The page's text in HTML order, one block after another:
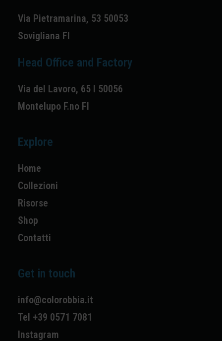
Via Pietramarina, 53 50053
Sovigliana FI
Head Office and Factory
Via del Lavoro, 65 I 50056
Montelupo F.no FI
Explore
Home
Collezioni
Risorse
Shop
Contatti
Get in touch
info@colorobbia.it
Tel +39 0571 7081
Instagram